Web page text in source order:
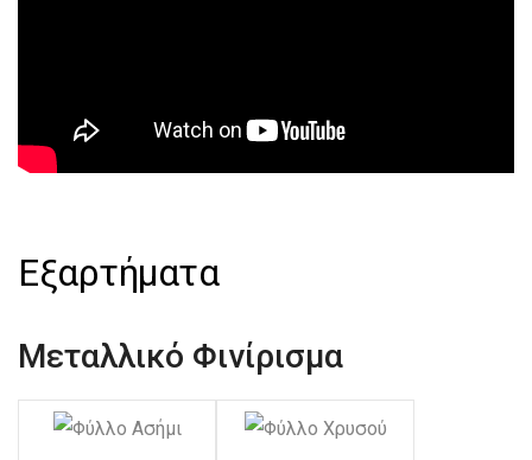
Εξαρτήματα
Μεταλλικό Φινίρισμα